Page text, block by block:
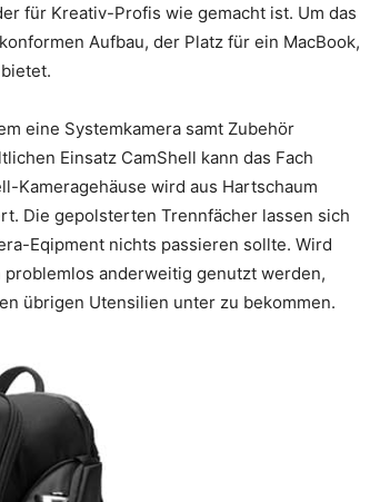
für Kreativ-Profis wie gemacht ist. Um das
Aufbau, der Platz für ein MacBook,
eine Systemkamera samt Zubehör
Einsatz CamShell kann das Fach
Kameragehäuse wird aus Hartschaum
Die gepolsterten Trennfächer lassen sich
Eqipment nichts passieren sollte. Wird
anderweitig genutzt werden,
übrigen Utensilien unter zu bekommen.